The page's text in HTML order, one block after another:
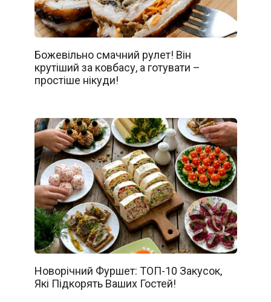
Божевільно смачний рулет! Він
крутіший за ковбасу, а готувати –
простіше нікуди!
Новорічний Фуршет: ТОП-10 Закусок,
Які Підкорять Ваших Гостей!